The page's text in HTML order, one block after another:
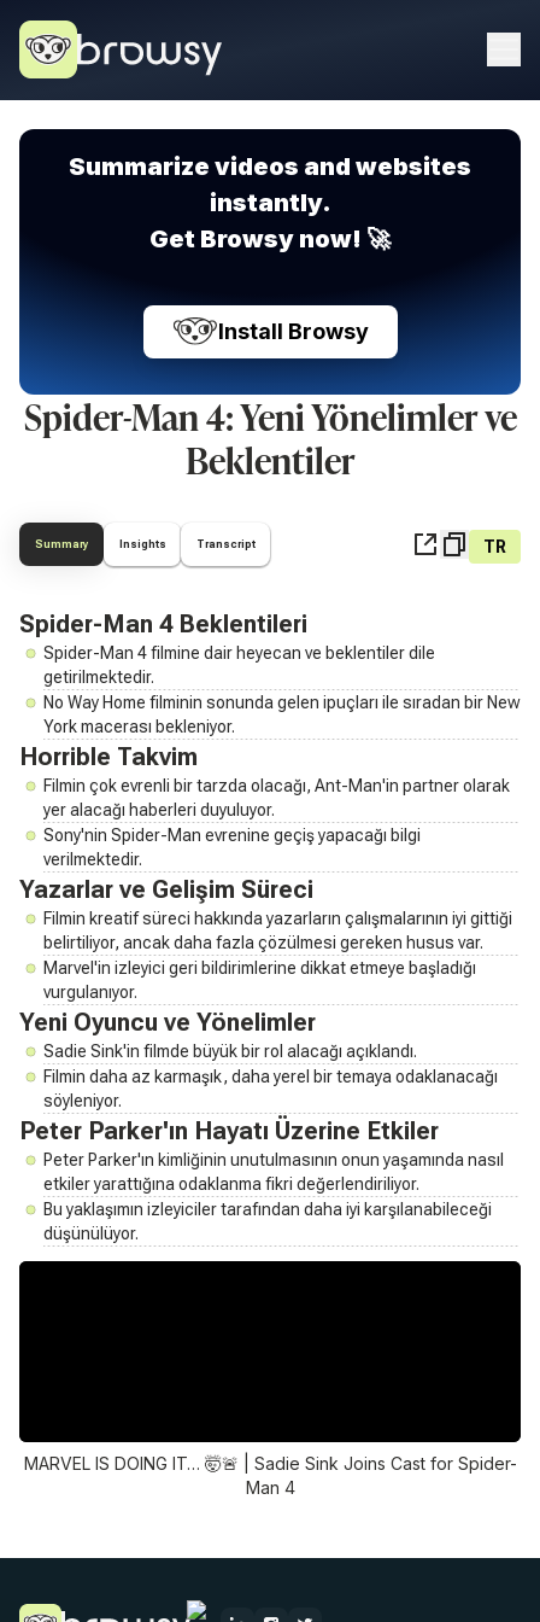
Summarize videos and websites
instantly.
Get Browsy now! 🚀
Install Browsy
Spider-Man 4: Yeni Yönelimler ve
Beklentiler
Summary Insights Transcript TR
Spider-Man 4 Beklentileri
Spider-Man 4 filmine dair heyecan ve beklentiler dile
getirilmektedir.
No Way Home filminin sonunda gelen ipuçları ile sıradan bir New
York macerası bekleniyor.
Horrible Takvim
Filmin çok evrenli bir tarzda olacağı, Ant-Man'in partner olarak
yer alacağı haberleri duyuluyor.
Sony'nin Spider-Man evrenine geçiş yapacağı bilgi
verilmektedir.
Yazarlar ve Gelişim Süreci
Filmin kreatif süreci hakkında yazarların çalışmalarının iyi gittiği
belirtiliyor, ancak daha fazla çözülmesi gereken husus var.
Marvel'in izleyici geri bildirimlerine dikkat etmeye başladığı
vurgulanıyor.
Yeni Oyuncu ve Yönelimler
Sadie Sink'in filmde büyük bir rol alacağı açıklandı.
Filmin daha az karmaşık, daha yerel bir temaya odaklanacağı
söyleniyor.
Peter Parker'ın Hayatı Üzerine Etkiler
Peter Parker'ın kimliğinin unutulmasının onun yaşamında nasıl
etkiler yarattığına odaklanma fikri değerlendiriliyor.
Bu yaklaşımın izleyiciler tarafından daha iyi karşılanabileceği
düşünülüyor.
MARVEL IS DOING IT… 🤯🚨 | Sadie Sink Joins Cast for Spider-
Man 4